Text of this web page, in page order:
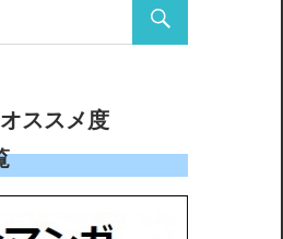
ススメ度